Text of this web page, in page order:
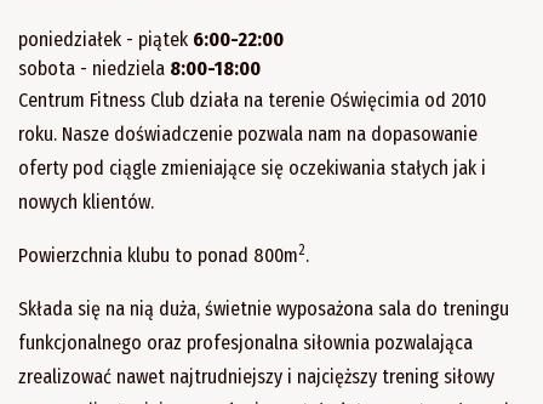
poniedziałek - piątek 6:00-22:00
sobota - niedziela 8:00-18:00
Centrum Fitness Club działa na terenie Oświęcimia od 2010
roku. Nasze doświadczenie pozwala nam na dopasowanie
oferty pod ciągle zmieniające się oczekiwania stałych jak i
nowych klientów.
Powierzchnia klubu to ponad 800m2.
Składa się na nią duża, świetnie wyposażona sala do treningu
funkcjonalnego oraz profesjonalna siłownia pozwalająca
zrealizować nawet najtrudniejszy i najcięższy trening siłowy